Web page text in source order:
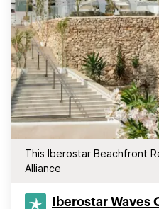
This Iberostar Beachfront
Alliance
Iberostar Waves